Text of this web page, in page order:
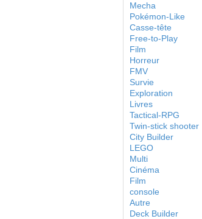
Mecha
Pokémon-Like
Casse-tête
Free-to-Play
Film
Horreur
FMV
Survie
Exploration
Livres
Tactical-RPG
Twin-stick shooter
City Builder
LEGO
Multi
Cinéma
Film
console
Autre
Deck Builder